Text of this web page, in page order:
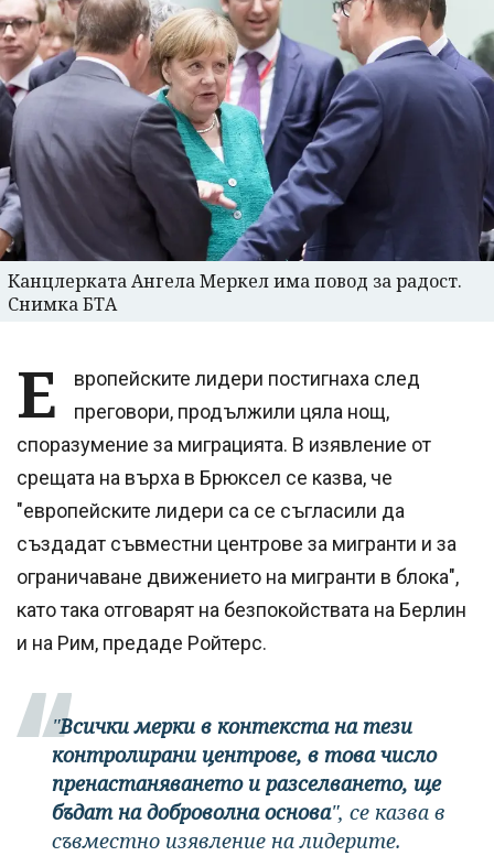
Канцлерката Ангела Меркел има повод за радост.
Снимка БТА
Е
вропейските лидери постигнаха след
преговори, продължили цяла нощ,
споразумение за миграцията. В изявление от
срещата на върха в Брюксел се казва, че
"европейските лидери са се съгласили да
създадат съвместни центрове за мигранти и за
ограничаване движението на мигранти в блока",
като така отговарят на безпокойствата на Берлин
и на Рим, предаде Ройтерс.
"Всички мерки в контекста на тези
контролирани центрове, в това число
пренастаняването и разселването, ще
бъдат на доброволна основа", се казва в
съвместно изявление на лидерите.